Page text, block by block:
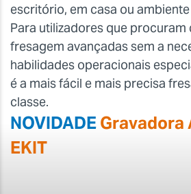
escritório, em casa ou
Para utilizadores que
fresagem avançadas sem a
habilidades operacionais
é a mais fácil e mais precisa
classe.
NOVIDADEGravadora
EKIT